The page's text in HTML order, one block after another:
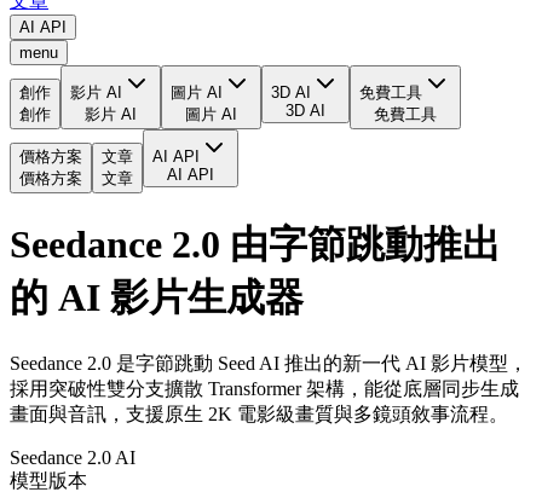
AI API
menu
創作
創作
影片 AI
影片 AI
圖片 AI
圖片 AI
3D AI
3D AI
免費工具
免費工具
價格方案
價格方案
文章
文章
AI API
AI API
Seedance 2.0 由字節跳動推出
的 AI 影片生成器
Seedance 2.0 是字節跳動 Seed AI 推出的新一代 AI 影片模型，
採用突破性雙分支擴散 Transformer 架構，能從底層同步生成
畫面與音訊，支援原生 2K 電影級畫質與多鏡頭敘事流程。
Seedance 2.0 AI
模型版本